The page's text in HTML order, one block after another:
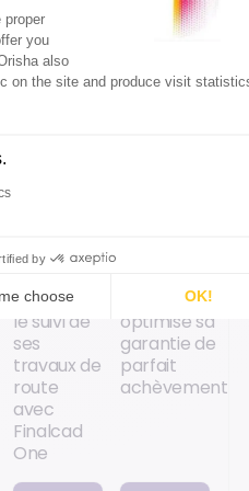
Accéder Accéder
optimise
le suivi de
ses
travaux de
route
avec
Finalcad
One
optimise sa
garantie de
parfait
achèvement